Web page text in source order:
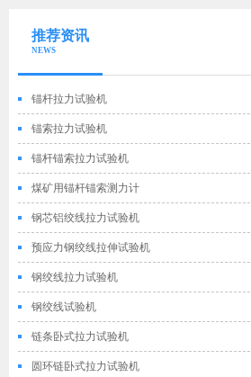
推荐资讯
NEWS
锚杆拉力试验机
锚索拉力试验机
锚杆锚索拉力试验机
煤矿用锚杆锚索测力计
钢芯铝绞线拉力试验机
预应力钢绞线拉伸试验机
钢绞线拉力试验机
钢绞线试验机
链条卧式拉力试验机
圆环链卧式拉力试验机